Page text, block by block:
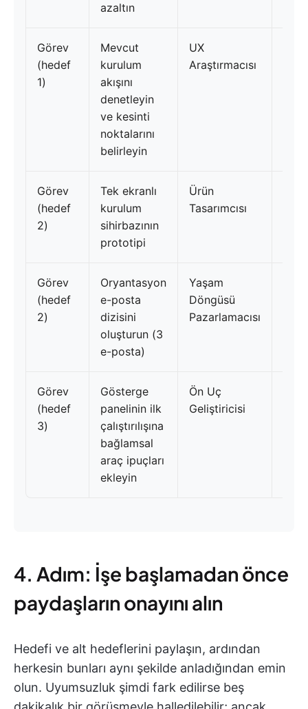
azaltın
Görev
(hedef
1)
Mevcut
kurulum
akışını
denetleyin
ve kesinti
noktalarını
belirleyin
UX
Araştırmacısı
Görev
(hedef
2)
Tek ekranlı
kurulum
sihirbazının
prototipi
Ürün
Tasarımcısı
Görev
(hedef
2)
Oryantasyon
e-posta
dizisini
oluşturun (3
e-posta)
Yaşam
Döngüsü
Pazarlamacısı
Görev
(hedef
3)
Gösterge
panelinin ilk
çalıştırılışına
bağlamsal
araç ipuçları
ekleyin
Ön Uç
Geliştiricisi
4. Adım: İşe başlamadan önce
paydaşların onayını alın
Hedefi ve alt hedeflerini paylaşın, ardından
herkesin bunları aynı şekilde anladığından emin
olun. Uyumsuzluk şimdi fark edilirse beş